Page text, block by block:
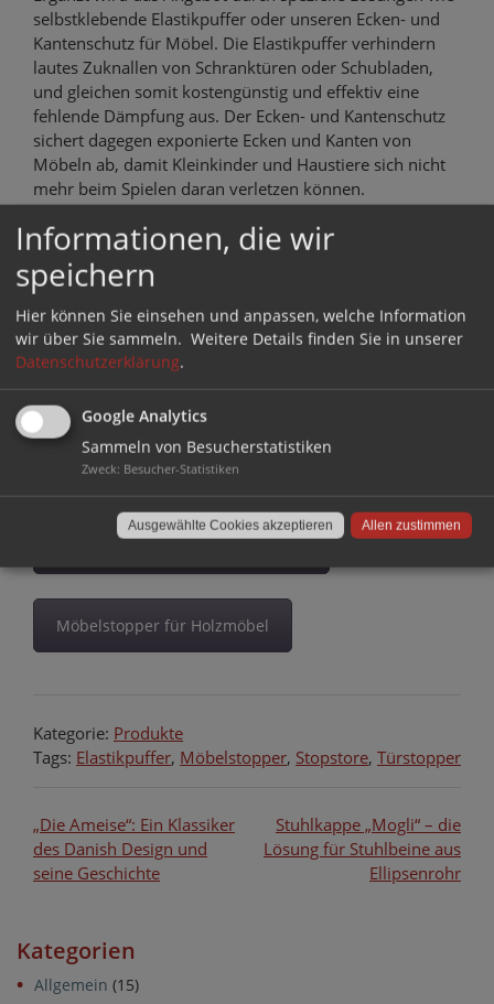
selbstklebende Elastikpuffer oder unseren Ecken- und
Kantenschutz für Möbel. Die Elastikpuffer verhindern
lautes Zuknallen von Schranktüren oder Schubladen,
und gleichen somit kostengünstig und effektiv eine
fehlende Dämpfung aus. Der Ecken- und Kantenschutz
sichert dagegen exponierte Ecken und Kanten von
Möbeln ab, damit Kleinkinder und Haustiere sich nicht
mehr beim Spielen daran verletzen können.
Und das Beste am neuen Stopstore: Sie profitieren von
den gleichen Vorteilen wie auch in unserem Filzgleiter-
Shop. Einfache Bestellprozesse ermöglichen ein
entspanntes Einkaufserlebnis, ein eingespieltes Logistik-
Team versendet zu den bekannt günstigen Konditionen.
Natürlich steht Ihnen auch beim Stopstore eine
Verfügung. Wir freuen uns auf Ihren Anruf.
Möbelstopper für Holzmöbel
Kategorie: Produkte
Tags: Elastikpuffer, Möbelstopper, Stopstore, Türstopper
Beitragsnavigation
„Die Ameise“: Ein Klassiker
des Danish Design und
seine Geschichte
Stuhlkappe „Mogli“ – die
Lösung für Stuhlbeine aus
Ellipsenrohr
Kategorien
Allgemein (15)
Informationen, die wir
speichern
Hier können Sie einsehen und anpassen, welche Information
wir über Sie sammeln. Weitere Details finden Sie in unserer
Datenschutzerklärung.
Google Analytics
Sammeln von Besucherstatistiken
Zweck: Besucher-Statistiken
Allen zustimmen
Ausgewählte Cookies akzeptieren